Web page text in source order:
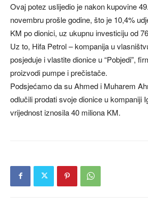
Ovaj potez uslijedio je nakon kupovine
novembru prošle godine, što je 10,4%
KM po dionici, uz ukupnu investiciju od
Uz to, Hifa Petrol – kompanija u
posjeduje i vlastite dionice u “Pobjedi”,
proizvodi pumpe i prečistače.
Podsjećamo da su Ahmed i Muharem
odlučili prodati svoje dionice u kompaniji
vrijednost iznosila 40 miliona KM.